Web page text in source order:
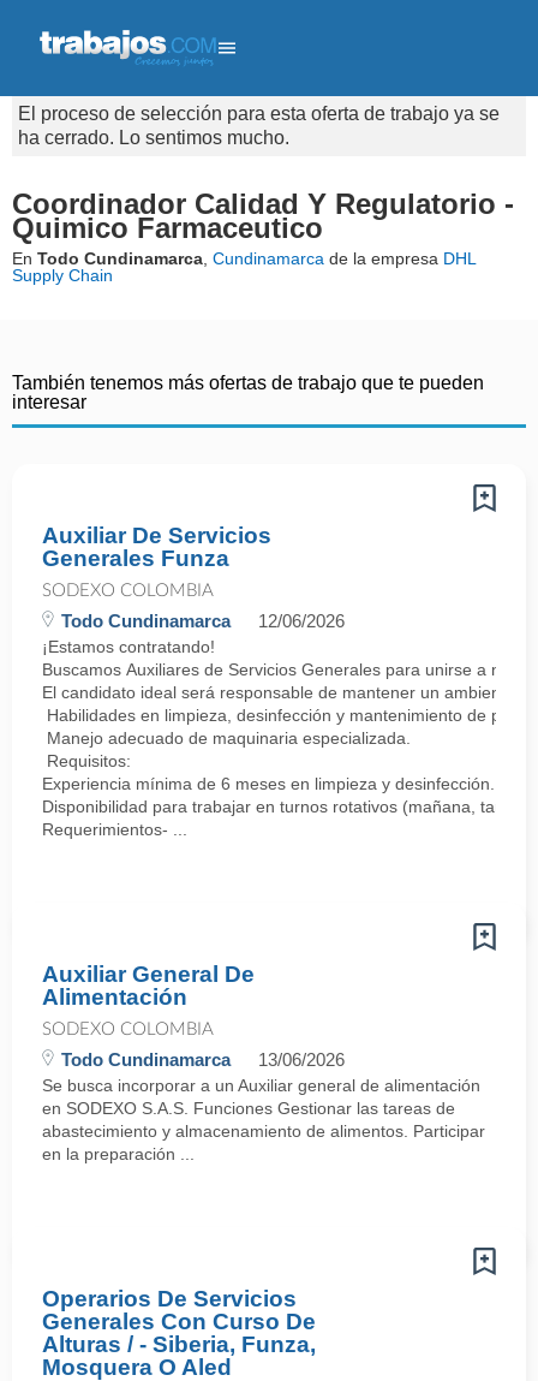
El proceso de selección para esta oferta de trabajo ya se
ha cerrado. Lo sentimos mucho.
Coordinador Calidad Y Regulatorio -
Quimico Farmaceutico
En Todo Cundinamarca Cundinamarca de la empresa DHL
Supply Chain
También tenemos más ofertas de trabajo que te pueden
interesar
Auxiliar De Servicios
Generales Funza
SODEXO COLOMBIA
Todo Cundinamarca 12/06/2026
¡Estamos contratando!
Buscamos Auxiliares de Servicios Generales para unirse a
El candidato ideal será responsable de mantener un ambiente
Habilidades en limpieza, desinfección y mantenimiento de
Manejo adecuado de maquinaria especializada.
Requisitos:
Experiencia mínima de 6 meses en limpieza y desinfección.
Disponibilidad para trabajar en turnos rotativos (mañana, tarde
Requerimientos- ...
Auxiliar General De
Alimentación
SODEXO COLOMBIA
Todo Cundinamarca 13/06/2026
Se busca incorporar a un Auxiliar general de alimentación
en SODEXO S.A.S. Funciones Gestionar las tareas de
abastecimiento y almacenamiento de alimentos. Participar
en la preparación ...
Operarios De Servicios
Generales Con Curso De
Alturas / - Siberia, Funza,
Mosquera O Aled